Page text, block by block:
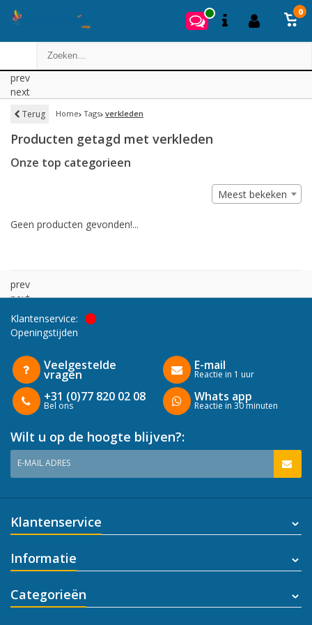
0
prev
next
Terug Home Tags verkleden
Producten getagd met verkleden
Onze top categorieen
Meest bekeken
Geen producten gevonden!...
prev
next
Klantenservice:
Openingstijden
Veelgestelde
vragen
+31 (0)77 820 02 08
Bel ons
E-mail
Reactie in 1 uur
Whats app
Reactie in 30 minuten
Wilt u op de hoogte blijven?:
E-MAIL ADRES
Klantenservice
Informatie
Categorieën